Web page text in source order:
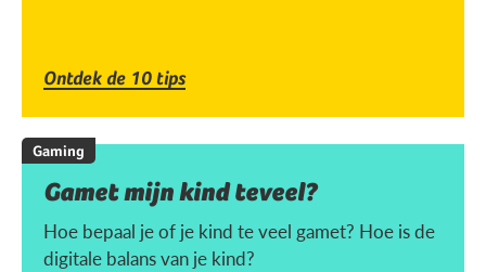
Ontdek de 10 tips
Gaming
Gamet mijn kind teveel?
Hoe bepaal je of je kind te veel gamet? Hoe is de
digitale balans van je kind?